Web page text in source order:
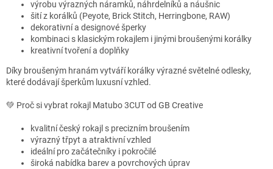
a
c
í
p
k
y
ý
i
s
u
výrobu výrazných náramků, náhrdelníků a náušnic
šití z korálků (Peyote, Brick Stitch, Herringbone, RAW)
dekorativní a designové šperky
kombinaci s klasickým rokajlem i jinými broušenými korálky
kreativní tvoření a doplňky
Díky broušeným hranám vytváří korálky výrazné světelné odlesky,
které dodávají šperkům luxusní vzhled.
💚 Proč si vybrat rokajl Matubo 3CUT od GB Creative
kvalitní český rokajl s precizním broušením
výrazný třpyt a atraktivní vzhled
ideální pro začátečníky i pokročilé
široká nabídka barev a povrchových úprav